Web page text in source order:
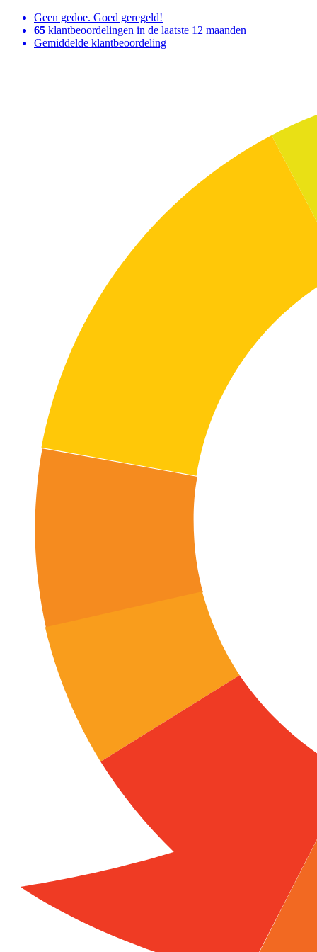
Geen gedoe. Goed geregeld!
65 klantbeoordelingen in de laatste 12 maanden
Gemiddelde klantbeoordeling